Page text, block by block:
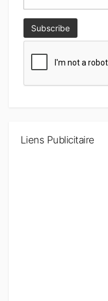
Liens Publicitaire